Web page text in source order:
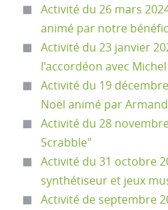
Activité du 26 mars
animé par notre
Activité du 23 janvier
l'accordéon avec
Activité du 19
Noël animé par
Activité du 28
Scrabble"
Activité du 31 octobre
synthétiseur et jeux
Activité de septembre